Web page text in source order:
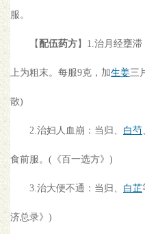
服。
【配伍药方】1.治月经壅滞
上为粗末。每服9克，加生姜三
散)
2.治妇人血崩：当归、 白芍
食前服。(《百一选方》)
3.治大便不通：当归、 白芷
济总录》)